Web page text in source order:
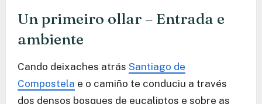
Un primeiro ollar – Entrada e
ambiente
Cando deixaches atrás Santiago de
Compostela e o camiño te conduciu a través
dos densos bosques de eucaliptos e sobre as